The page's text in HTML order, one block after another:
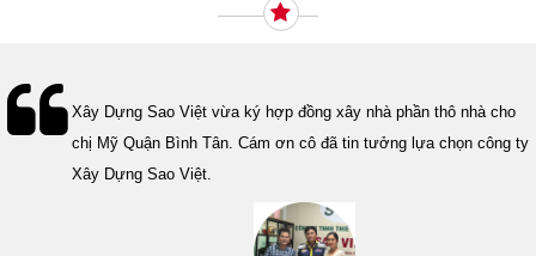
Lễ bàn giao nhà cho gia đình Cô Vân quận 11. Cám ơn anh Tính
đã tin tưởng, lựa chọn công ty Xây Dựng Sao Việt.